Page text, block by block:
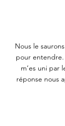
Nous le
pour
m’es uni par
réponse nous